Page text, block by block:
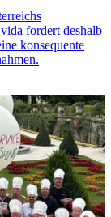
fordert deshalb
konsequente